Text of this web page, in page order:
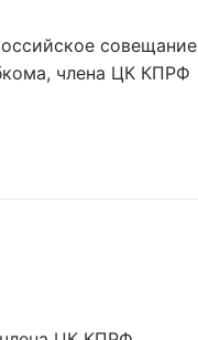
совещание
члена ЦК КПРФ